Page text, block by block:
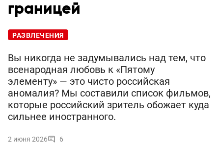
границей
РАЗВЛЕЧЕНИЯ
Вы никогда не задумывались над тем, что
всенародная любовь к «Пятому
элементу» — это чисто российская
аномалия? Мы составили список фильмов,
которые российский зритель обожает куда
сильнее иностранного.
2 июня 2026 6